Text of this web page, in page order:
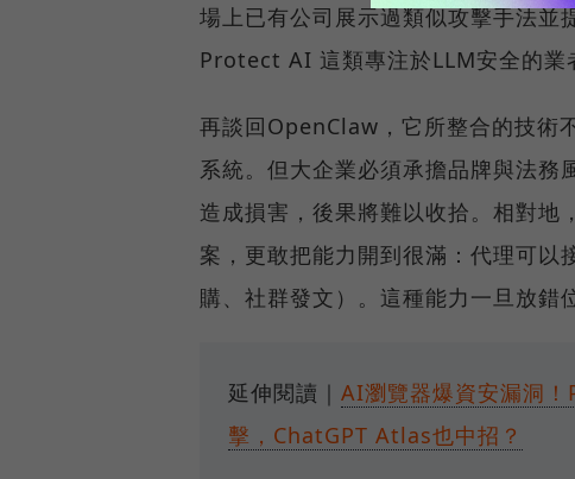
場上已有公司展示過類似攻擊手法
Protect AI 這類專注於LLM安全的業
再談回OpenClaw，它所整合的技術
系統。但大企業必須承擔品牌與法
造成損害，後果將難以收拾。相對
案，更敢把能力開到很滿：代理可以
購、社群發文）。這種能力一旦放錯
延伸閱讀｜ AI瀏覽器爆資安漏洞
擊，ChatGPT Atlas也中招？